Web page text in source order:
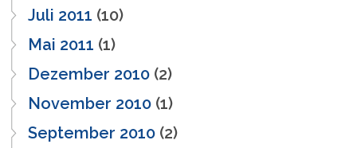
Juli 2011 (10)
Mai 2011 (1)
Dezember 2010 (2)
November 2010 (1)
September 2010 (2)